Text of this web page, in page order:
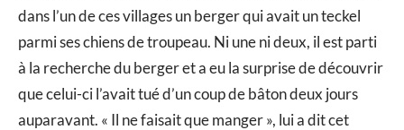
dans l’un de ces villages un berger qui avait un teckel
parmi ses chiens de troupeau. Ni une ni deux, il est parti
à la recherche du berger et a eu la surprise de découvrir
que celui-ci l’avait tué d’un coup de bâton deux jours
auparavant. « Il ne faisait que manger », lui a dit cet